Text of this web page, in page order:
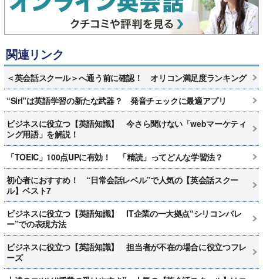
関連リンク
＜英会話スクール＞へ通う前に確認！ オリコン満足度ランキング
“Siri”は英語学習の新たな武器？ 発音チェックに最適アプリ
ビジネスに役立つ【英語知識】 今さら聞けない「webマーケティ
ング用語」を解説！
「TOEIC」100点UPに有効！ 「精読」ってどんな学習法？
初心者におすすめ！ “日常会話レベル”で人気の【英会話スクー
ル】ベスト7
ビジネスに役立つ【英語知識】 IT企業の一大拠点“シリコンバレ
ー”での表現方法
ビジネスに役立つ【英語知識】 担当者が不在の場合に役立つフレ
ーズ